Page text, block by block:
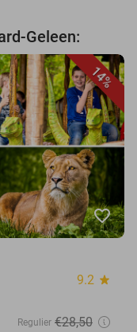
Geleen:
14%
favorite_border
9.2 star
Regulier €28,50